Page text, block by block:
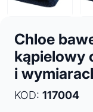
Chloe
kąpielowy
i
KOD: 117004